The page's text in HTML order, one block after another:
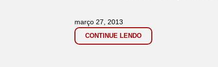
CONTINUE LENDO
março 27, 2013